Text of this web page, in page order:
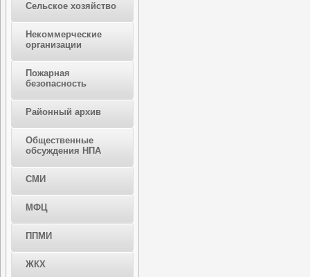
Сельское хозяйство
Некоммерческие
организации
Пожарная
безопасность
Районный архив
Общественные
обсуждения НПА
СМИ
МФЦ
ППМИ
ЖКХ